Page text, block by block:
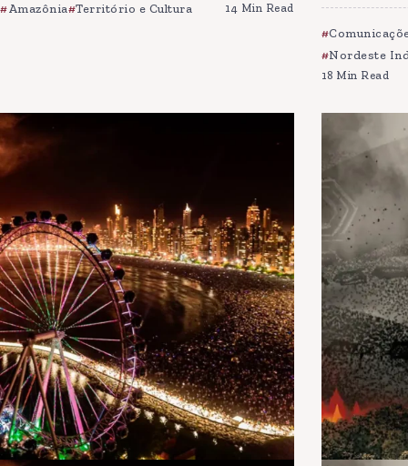
Amazônia Território e Cultura 14 Min Read
Nordeste
18 Min Read